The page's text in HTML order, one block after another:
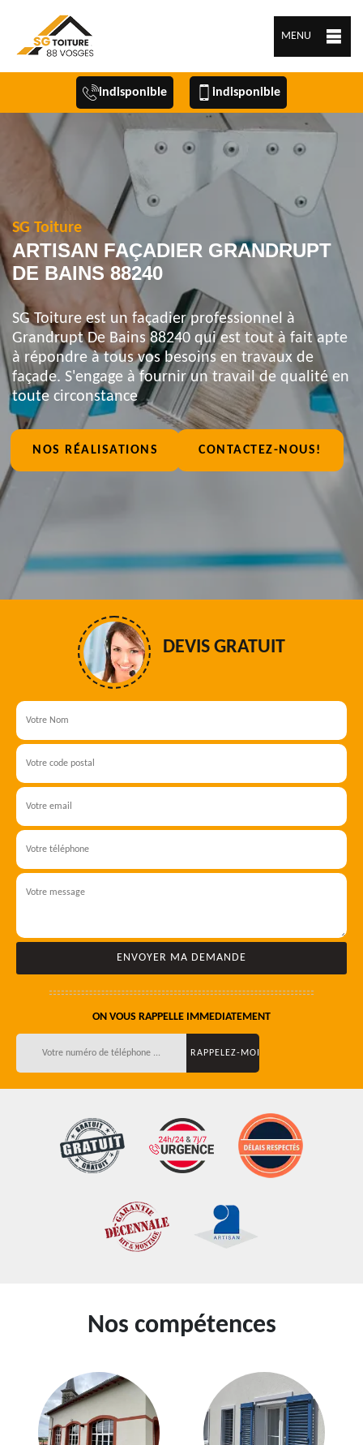
MENU
indisponible indisponible
SG Toiture
ARTISAN FAÇADIER GRANDRUPT
DE BAINS 88240
SG Toiture est un façadier professionnel à
Grandrupt De Bains 88240 qui est tout à fait apte
à répondre à tous vos besoins en travaux de
façade. S'engage à fournir un travail de qualité en
toute circonstance
NOS RÉALISATIONS CONTACTEZ-NOUS!
DEVIS GRATUIT
ON VOUS RAPPELLE IMMEDIATEMENT
Nos compétences